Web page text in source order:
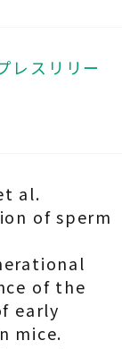
レスリリー
al.
of sperm
of the
early
mice.